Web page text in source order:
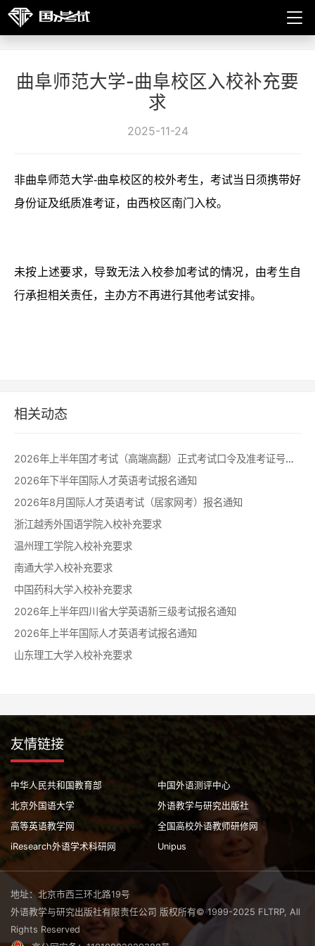
曲阜师范大学-曲阜校区入校补充要
求
2025-11-24
非曲阜师范大学-曲阜校区的校外考生，考试当日须携带好
身份证及纸质准考证，由西校区南门入校。
未按上述要求，导致无法入校参加考试的情况，由考生自
行承担相关责任，主办方不再进行其他考试安排。
相关动态
2026年上半年国才考试（高端高翻）正式考试口令及准考证号查询通知
2026年下半年国际人才英语考试报名通知
2026年8月国际人才英语考试（居家网考）报名通知
浙江越秀外国语学院入校补充要求
温州理工学院入校补充要求
南通大学入校补充要求
中国药科大学入校补充要求
2026年上半年四川省大学英语新三级考试报名通知
2026年上半年国际人才英语考试报名通知
山东理工大学入校补充要求
友情链接
中华人民共和国教育部
中国外语测评中心
北京外国语大学
外语教学与研究出版社
高等英语教学网
全国高校外语教师研修网
iResearch外语学术科研网
Unipus
地址：北京市西三环北路19号
外语教学与研究出版社有限责任公司 版权所有© 1999-2025 FLTRP, All
Rights Reserved